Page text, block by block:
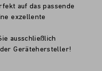
auf das passende
exzellente
ausschließlich
Gerätehersteller!